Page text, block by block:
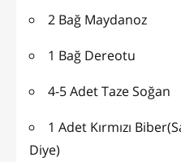
2 Bağ Maydanoz
1 Bağ Dereotu
4-5 Adet Taze Soğan
1 Adet Kırmızı
Diye)